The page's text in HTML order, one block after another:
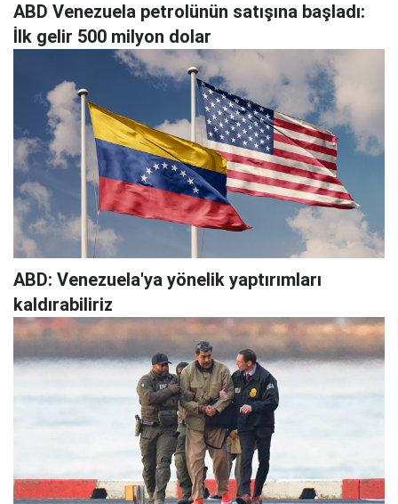
ABD Venezuela petrolünün satışına başladı:
İlk gelir 500 milyon dolar
ABD: Venezuela'ya yönelik yaptırımları
kaldırabiliriz